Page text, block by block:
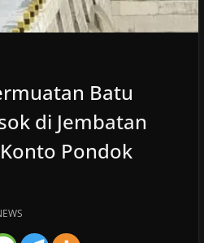
Batu
di Jembatan
Pondok